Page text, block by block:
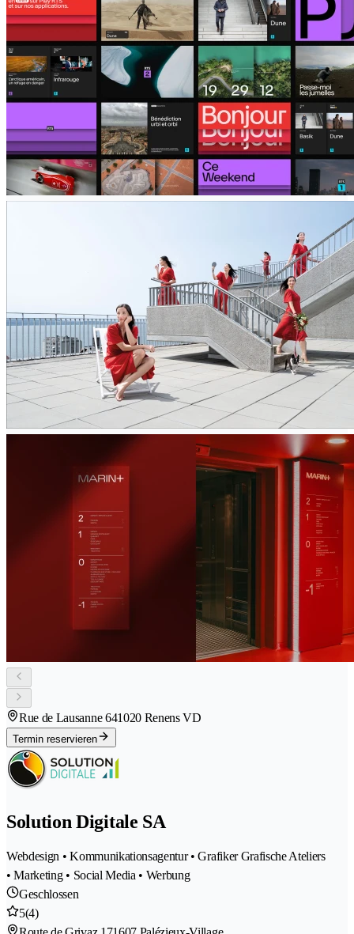
Rue de Lausanne 641020 Renens VD
Termin reservieren
Solution Digitale SA
Webdesign • Kommunikationsagentur • Grafiker Grafische Ateliers
• Marketing • Social Media • Werbung
Geschlossen
5(4)